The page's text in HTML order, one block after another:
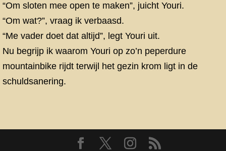
“Om sloten mee open te maken”, juicht Youri.
“Om wat?”, vraag ik verbaasd.
“Me vader doet dat altijd”, legt Youri uit.
Nu begrijp ik waarom Youri op zo’n peperdure
mountainbike rijdt terwijl het gezin krom ligt in de
schuldsanering.